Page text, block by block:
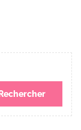
Rechercher